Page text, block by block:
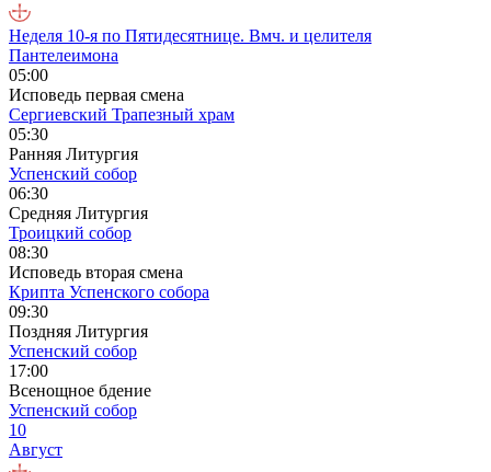
Неделя 10-я по Пятидесятнице. Вмч. и целителя
Пантелеимона
05:00
Исповедь первая смена
Сергиевский Трапезный храм
05:30
Ранняя Литургия
Успенский собор
06:30
Средняя Литургия
Троицкий собор
08:30
Исповедь вторая смена
Крипта Успенского собора
09:30
Поздняя Литургия
Успенский собор
17:00
Всенощное бдение
Успенский собор
10
Август